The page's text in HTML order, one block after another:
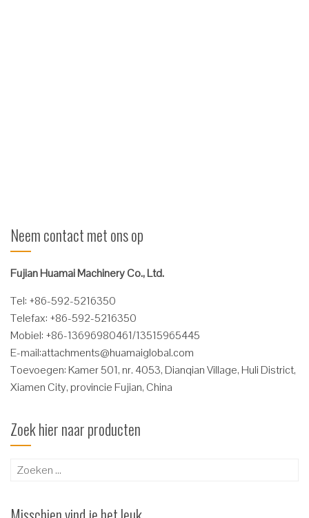
Neem contact met ons op
Fujian Huamai Machinery Co., Ltd.
Tel: +86-592-5216350
Telefax: +86-592-5216350
Mobiel: +86-13696980461/13515965445
E-mail:attachments@huamaiglobal.com
Toevoegen: Kamer 501, nr. 4053, Dianqian Village, Huli District,
Xiamen City, provincie Fujian, China
Zoek hier naar producten
Zoeken